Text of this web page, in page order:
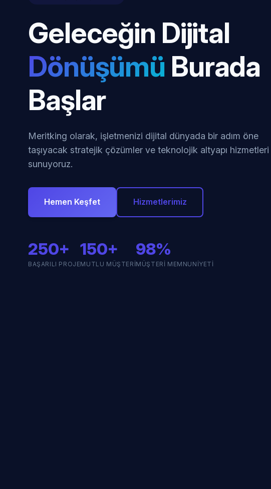
Geleceğin Dijital
Dönüşümü Burada
Başlar
Meritking olarak, işletmenizi dijital dünyada bir adım öne
taşıyacak stratejik çözümler ve teknolojik altyapı hizmetleri
sunuyoruz.
Hemen Keşfet Hizmetlerimiz
250+
BAŞARILI PROJE
150+
MUTLU MÜŞTERI
98%
MÜŞTERI MEMNUNIYETI